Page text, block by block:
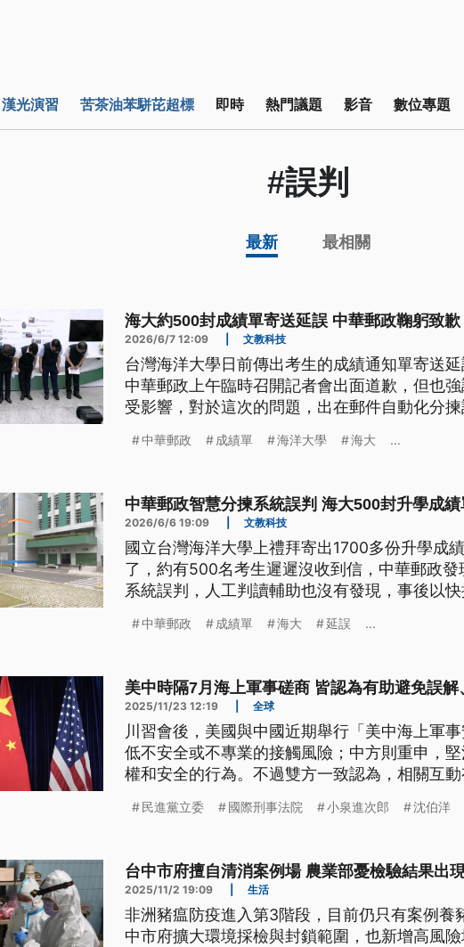
漢光演習 苦茶油苯駢芘超標 即時 熱門議題 影音 數位專題
#誤判
最新 最相關
海大約500封成績單寄送延誤 中華郵政鞠躬致歉
2026/6/7 12:09 文教科技
台灣海洋大學日前傳出考生的成績通知單寄送
中華郵政上午臨時召開記者會出面道歉，但也
受影響，對於這次的問題，出在郵件自動化分
中華郵政 成績單 海洋大學 海大 ...
中華郵政智慧分揀系統誤判 海大500封升學成
2026/6/6 19:09 文教科技
國立台灣海洋大學上禮拜寄出1700多份升學成
了，約有500名考生遲遲沒收到信，中華郵政
系統誤判，人工判讀輔助也沒有發現，事後以
中華郵政 成績單 海大 延誤 ...
美中時隔7月海上軍事磋商 皆認為有助避免誤解
2025/11/23 12:19 全球
川習會後，美國與中國近期舉行「美中海上軍
低不安全或不專業的接觸風險；中方則重申，
權和安全的行為。不過雙方一致認為，相關互
擊。
民進黨立委 國際刑事法院 小泉進次郎 沈伯洋
台中市府擅自清消案例場 農業部憂檢驗結果出
2025/11/2 19:09 生活
非洲豬瘟防疫進入第3階段，目前仍只有案例養
中市府擴大環境採檢與封鎖範圍，也新增高風